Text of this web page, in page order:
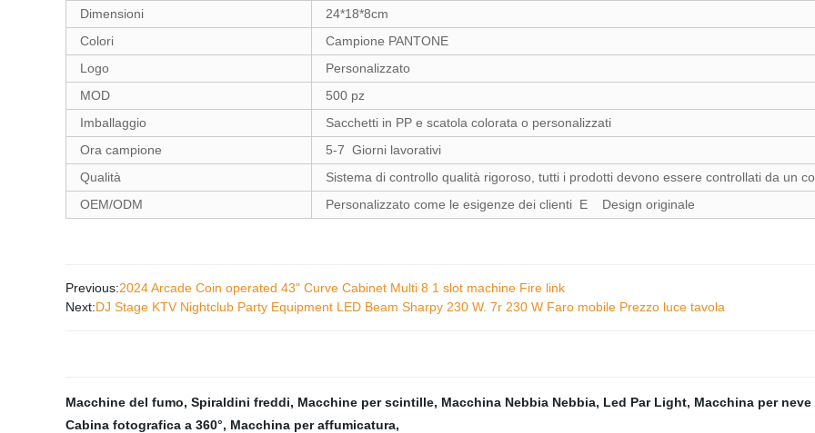
Dimensioni
24*18*8cm
Colori
Campione PANTONE
Logo
Personalizzato
MOD
500 pz
Imballaggio
Sacchetti in PP e scatola colorata o personalizzati
Ora campione
5-7 Giorni lavorativi
Qualità
Sistema di controllo qualità rigoroso, tutti i prodotti devono essere controllati da un
OEM/ODM
Personalizzato come le esigenze dei clienti E Design originale
Previous:2024 Arcade Coin operated 43" Curve Cabinet Multi 8 1 slot machine Fire link
Next:DJ Stage KTV Nightclub Party Equipment LED Beam Sharpy 230 W. 7r 230 W Faro mobile Prezzo luce tavola
Macchine del fumo, Spiraldini freddi, Macchine per scintille, Macchina Nebbia Nebbia, Led Par Light, Macchina per neve
Cabina fotografica a 360°, Macchina per affumicatura,